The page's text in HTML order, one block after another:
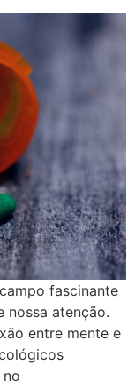
fascinante
nossa atenção.
entre mente e